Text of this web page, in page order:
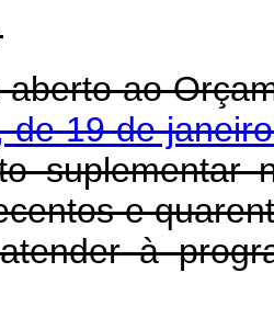
aberto ao
de 19 de
suplementar
e
à